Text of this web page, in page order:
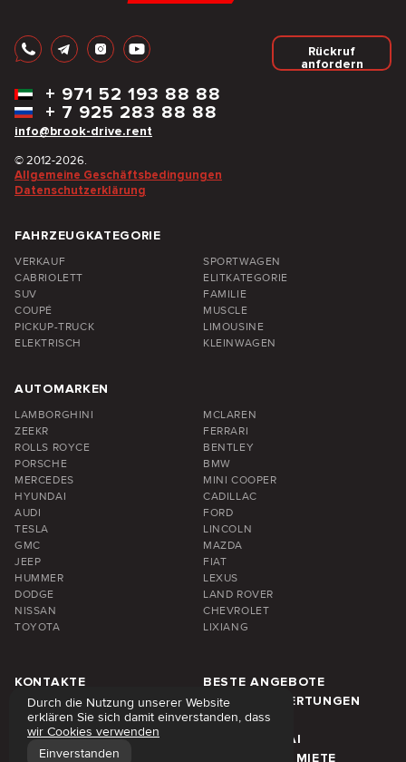
Rückruf
anfordern
info@brook-drive.rent
+ 7 925 283 88 88
+ 971 52 193 88 88
© 2012-2026.
Allgemeine Geschäftsbedingungen
Datenschutzerklärung
FAHRZEUGKATEGORIE
VERKAUF
SPORTWAGEN
CABRIOLETT
ELITKATEGORIE
SUV
FAMILIE
COUPÉ
MUSCLE
PICKUP-TRUCK
LIMOUSINE
ELEKTRISCH
KLEINWAGEN
AUTOMARKEN
LAMBORGHINI
MCLAREN
ZEEKR
FERRARI
ROLLS ROYCE
BENTLEY
PORSCHE
BMW
MERCEDES
MINI COOPER
HYUNDAI
CADILLAC
AUDI
FORD
TESLA
LINCOLN
GMC
MAZDA
JEEP
FIAT
HUMMER
LEXUS
DODGE
LAND ROVER
NISSAN
CHEVROLET
TOYOTA
LIXIANG
KONTAKTE
BESTE ANGEBOTE
FAQ
KUNDENBEWERTUNGEN
ÜBER UNS
BLOG
MIETPREISE
REGION DUBAI
WÖCHENTLICHE MIETE
MONATLICHE MIETE
Durch die Nutzung unserer Website
erklären Sie sich damit einverstanden, dass
wir Cookies verwenden
Einverstanden